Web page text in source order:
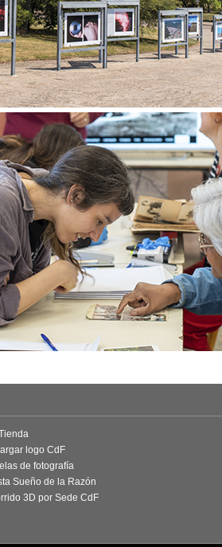
logo CdF
de fotografía
Sueño de la Razón
3D por Sede CdF